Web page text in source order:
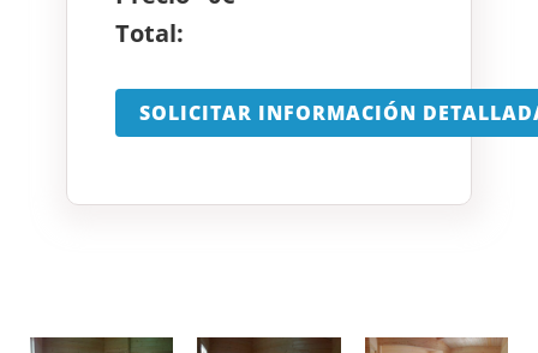
Total:
SOLICITAR INFORMACIÓN